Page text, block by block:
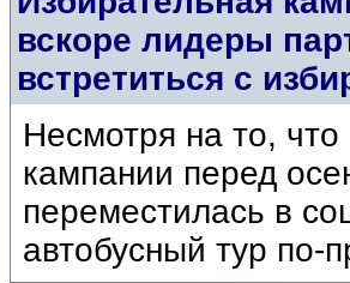
вскоре лидеры
встретиться с
Несмотря на то,
кампании перед
переместилась в
автобусный тур по-